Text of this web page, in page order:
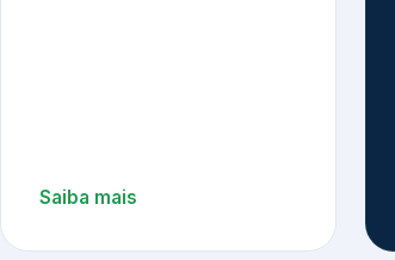
Saiba mais